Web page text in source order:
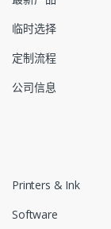
临时选择
定制流程
公司信息
Printers & Ink
Software